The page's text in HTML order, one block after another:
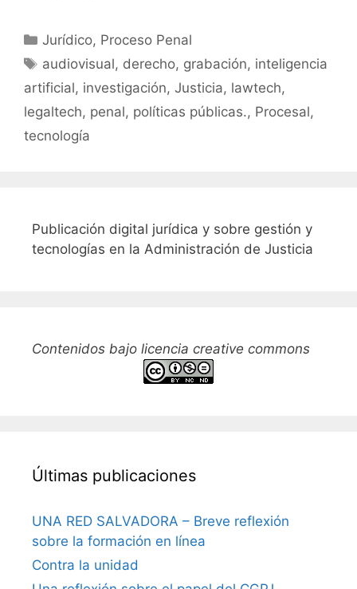
Categorías
Jurídico, Proceso Penal
Etiquetas
audiovisual, derecho, grabación, inteligencia
artificial, investigación, Justicia, lawtech,
legaltech, penal, políticas públicas., Procesal,
tecnología
Publicación digital jurídica y sobre gestión y
tecnologías en la Administración de Justicia
Contenidos bajo licencia creative commons
Últimas publicaciones
UNA RED SALVADORA – Breve reflexión
sobre la formación en línea
Contra la unidad